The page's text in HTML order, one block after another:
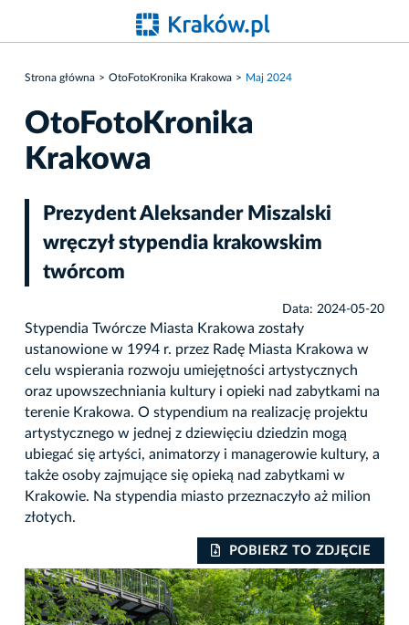
Strona główna OtoFotoKronika Krakowa Maj 2024
OtoFotoKronika
Krakowa
Prezydent Aleksander Miszalski
wręczył stypendia krakowskim
twórcom
Data: 2024-05-20
Stypendia Twórcze Miasta Krakowa zostały
ustanowione w 1994 r. przez Radę Miasta Krakowa w
celu wspierania rozwoju umiejętności artystycznych
oraz upowszechniania kultury i opieki nad zabytkami na
terenie Krakowa. O stypendium na realizację projektu
artystycznego w jednej z dziewięciu dziedzin mogą
ubiegać się artyści, animatorzy i managerowie kultury, a
także osoby zajmujące się opieką nad zabytkami w
Krakowie. Na stypendia miasto przeznaczyło aż milion
złotych.
POBIERZ TO ZDJĘCIE